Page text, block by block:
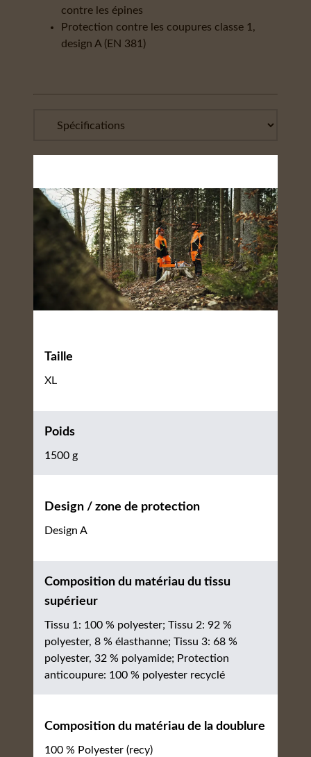
contre les épines
Protection contre les coupures classe 1,
design A (EN 381)
Taille
XL
Poids
1500 g
Design / zone de protection
Design A
Composition du matériau du tissu
supérieur
Tissu 1: 100 % polyester; Tissu 2: 92 %
polyester, 8 % élasthanne; Tissu 3: 68 %
polyester, 32 % polyamide; Protection
anticoupure: 100 % polyester recyclé
Composition du matériau de la doublure
100 % Polyester (recy)